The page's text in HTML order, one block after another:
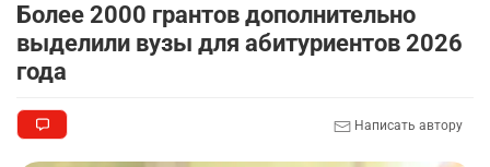
Более 2000 грантов дополнительно
выделили вузы для абитуриентов 2026
года
Написать автору